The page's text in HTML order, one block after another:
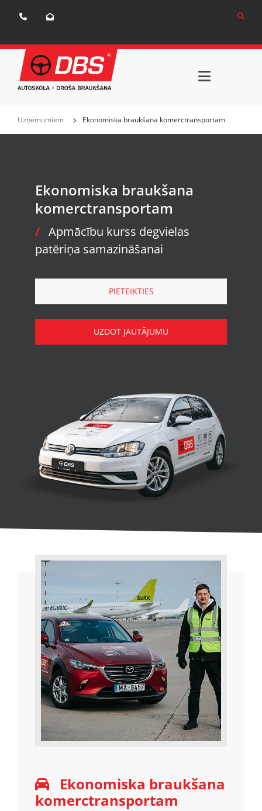
 
Uzņēmumiem Ekonomiska braukšana komerctransportam
Ekonomiska braukšana
komerctransportam
/ Apmācību kurss degvielas
patēriņa samazināšanai
PIETEIKTIES
UZDOT JAUTĀJUMU

Ekonomiska braukšana
komerctransportam